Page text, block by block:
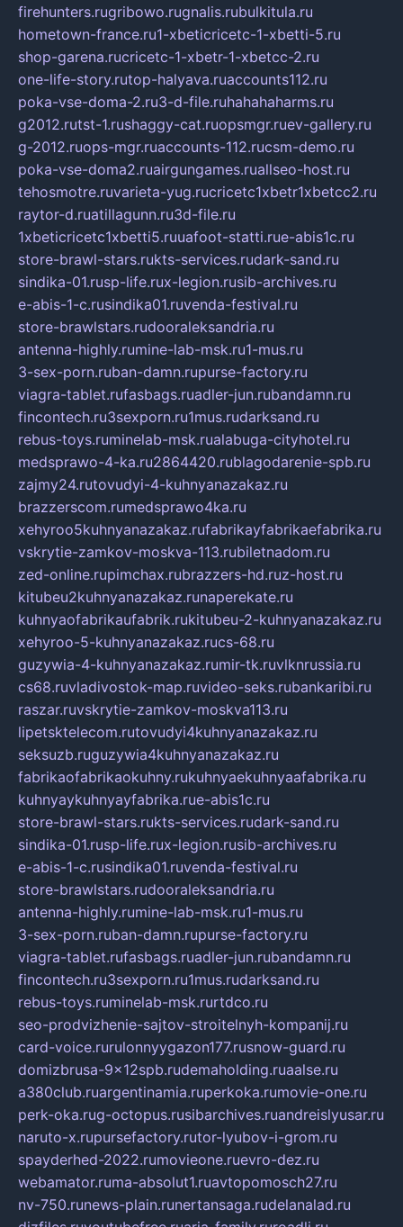
firehunters.rugribowo.rugnalis.rubulkitula.ru
hometown-france.ru1-xbeticricetc-1-xbetti-5.ru
shop-garena.rucricetc-1-xbetr-1-xbetcc-2.ru
one-life-story.rutop-halyava.ruaccounts112.ru
poka-vse-doma-2.ru3-d-file.ruhahahaharms.ru
g2012.rutst-1.rushaggy-cat.ruopsmgr.ruev-gallery.ru
g-2012.ruops-mgr.ruaccounts-112.rucsm-demo.ru
poka-vse-doma2.ruairgungames.ruallseo-host.ru
tehosmotre.ruvarieta-yug.rucricetc1xbetr1xbetcc2.ru
raytor-d.ruatillagunn.ru3d-file.ru
1xbeticricetc1xbetti5.ruuafoot-statti.rue-abis1c.ru
store-brawl-stars.rukts-services.rudark-sand.ru
sindika-01.rusp-life.rux-legion.rusib-archives.ru
e-abis-1-c.rusindika01.ruvenda-festival.ru
store-brawlstars.rudooraleksandria.ru
antenna-highly.rumine-lab-msk.ru1-mus.ru
3-sex-porn.ruban-damn.rupurse-factory.ru
viagra-tablet.rufasbags.ruadler-jun.rubandamn.ru
fincontech.ru3sexporn.ru1mus.rudarksand.ru
rebus-toys.ruminelab-msk.rualabuga-cityhotel.ru
medsprawo-4-ka.ru2864420.rublagodarenie-spb.ru
zajmy24.rutovudyi-4-kuhnyanazakaz.ru
brazzerscom.rumedsprawo4ka.ru
xehyroo5kuhnyanazakaz.rufabrikayfabrikaefabrika.ru
vskrytie-zamkov-moskva-113.rubiletnadom.ru
zed-online.rupimchax.rubrazzers-hd.ruz-host.ru
kitubeu2kuhnyanazakaz.runaperekate.ru
kuhnyaofabrikaufabrik.rukitubeu-2-kuhnyanazakaz.ru
xehyroo-5-kuhnyanazakaz.rucs-68.ru
guzywia-4-kuhnyanazakaz.rumir-tk.ruvlknrussia.ru
cs68.ruvladivostok-map.ruvideo-seks.rubankaribi.ru
raszar.ruvskrytie-zamkov-moskva113.ru
lipetsktelecom.rutovudyi4kuhnyanazakaz.ru
seksuzb.ruguzywia4kuhnyanazakaz.ru
fabrikaofabrikaokuhny.rukuhnyaekuhnyaafabrika.ru
kuhnyaykuhnyayfabrika.rue-abis1c.ru
store-brawl-stars.rukts-services.rudark-sand.ru
sindika-01.rusp-life.rux-legion.rusib-archives.ru
e-abis-1-c.rusindika01.ruvenda-festival.ru
store-brawlstars.rudooraleksandria.ru
antenna-highly.rumine-lab-msk.ru1-mus.ru
3-sex-porn.ruban-damn.rupurse-factory.ru
viagra-tablet.rufasbags.ruadler-jun.rubandamn.ru
fincontech.ru3sexporn.ru1mus.rudarksand.ru
rebus-toys.ruminelab-msk.rurtdco.ru
seo-prodvizhenie-sajtov-stroitelnyh-kompanij.ru
card-voice.rurulonnyygazon177.rusnow-guard.ru
domizbrusa-9x12spb.rudemaholding.ruaalse.ru
a380club.ruargentinamia.ruperkoka.rumovie-one.ru
perk-oka.rug-octopus.rusibarchives.ruandreislyusar.ru
naruto-x.rupursefactory.rutor-lyubov-i-grom.ru
spayderhed-2022.rumovieone.ruevro-dez.ru
webamator.ruma-absolut1.ruavtopomosch27.ru
nv-750.runews-plain.runertansaga.rudelanalad.ru